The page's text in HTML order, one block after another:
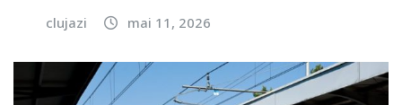
clujazi mai 11, 2026